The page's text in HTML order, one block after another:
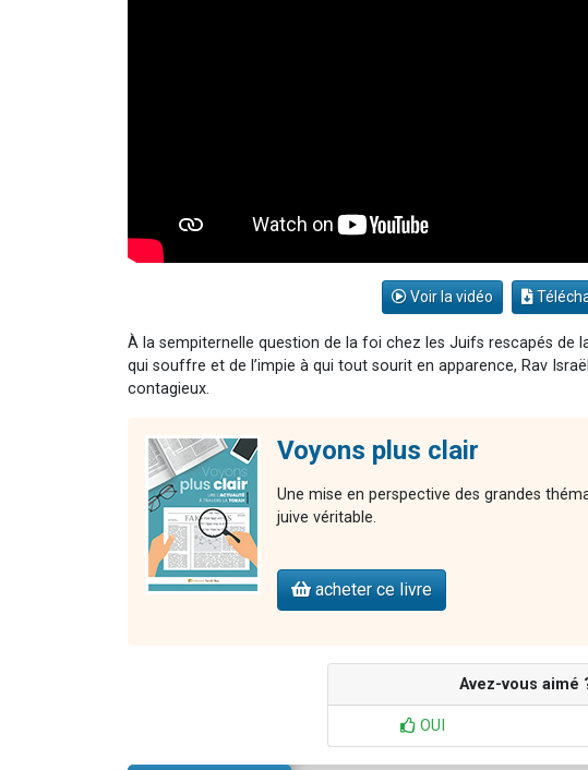
Voir la vidéo
À la sempiternelle question de la foi chez les Juifs rescapés de
qui souffre et de l’impie à qui tout sourit en apparence, Rav
contagieux.
Voyons plus clair
Une mise en perspective des grandes
juive véritable.
acheter ce livre
Avez-vous aimé
OUI